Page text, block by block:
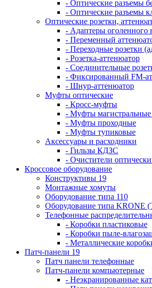
- Оптические разъемы
- Оптические разъемы
Оптические розетки,
- Адаптеры оголенного
- Переменный
- Переходные розетки
- Розетка-аттенюатор
- Соединительные
- Фиксированный FM-
- Шнур-аттенюатор
Муфты оптические
- Кросс-муфты
- Муфты
- Муфты проходные
- Муфты тупиковые
Аксессуары и расходники
- Гильзы КДЗС
- Очистители
Кроссовое оборудование
Конструктивы 19
Монтажные хомуты
Оборудование типа 110
Оборудование типа KRONE
Телефонные
- Коробки пластиковые
- Коробки пыле-
- Металлические
Патч-панели 19
Патч панели телефонные
Патч-панели компьютерные
- Неэкранированные